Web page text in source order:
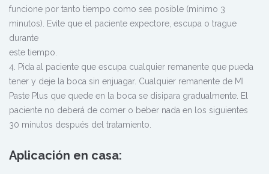
funcione por tanto tiempo como sea posible (mínimo 3
minutos). Evite que el paciente expectore, escupa o trague
durante
este tiempo.
4. Pida al paciente que escupa cualquier remanente que pueda
tener y deje la boca sin enjuagar. Cualquier remanente de MI
Paste Plus que quede en la boca se disipara gradualmente. El
paciente no deberá de comer o beber nada en los siguientes
30 minutos después del tratamiento.
Aplicación en casa: